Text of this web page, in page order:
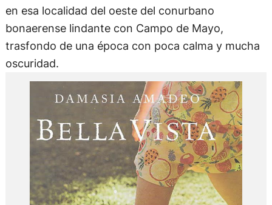
en esa localidad del oeste del conurbano
bonaerense lindante con Campo de Mayo,
trasfondo de una época con poca calma y mucha
oscuridad.